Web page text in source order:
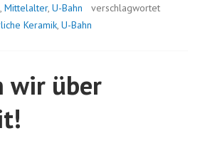
, Mittelalter, U-Bahn
verschlagwortet
Keramik, U-Bahn
wir über